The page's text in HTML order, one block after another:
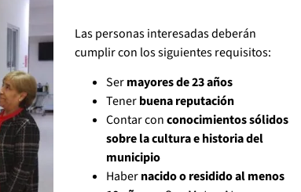
Las personas interesadas deberán
cumplir con los siguientes requisitos:
Sermayores de 23 años
Tenerbuena reputación
Contar conconocimientos sólidos
sobre la cultura e historia del
municipio
Habernacido o residido al menos